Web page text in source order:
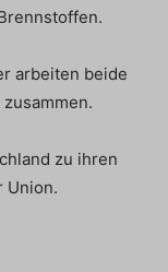
arbeiten beide
zu ihren
Union.